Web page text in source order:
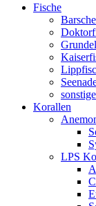
Fische
Korallen
LPS